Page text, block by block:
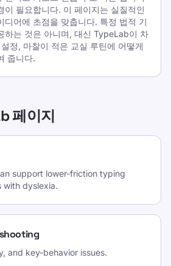
이 필요합니다. 이 페이지는 실질적인
디어에 초점을 맞춥니다. 특정 법적 기
하는 것은 아니며, 대신 TypeLab이 차
정, 마찰이 적은 교실 루틴에 어떻게
줍니다.
페이지
support lower-friction typing
with dyslexia.
and key-behavior issues.